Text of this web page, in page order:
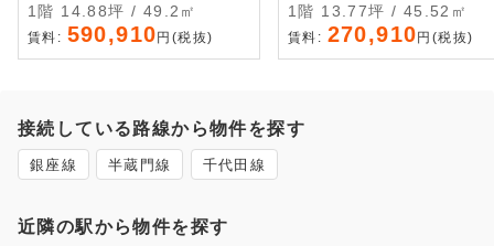
1階 14.88坪 / 49.2㎡
賃料: 590,910 円(税抜)
1階 13.77坪 / 45.52㎡
賃料: 270,910 円(税抜)
接続している路線から物件を探す
銀座線 半蔵門線 千代田線
近隣の駅から物件を探す